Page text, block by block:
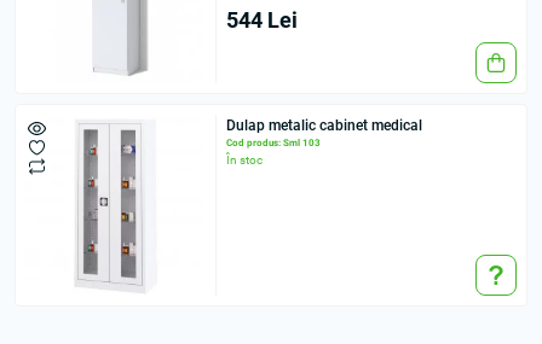
544 Lei
Dulap metalic cabinet medical
Cod produs: Sml 103
În stoc